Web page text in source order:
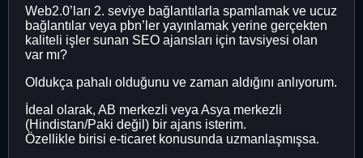
Web2.0’ları 2. seviye bağlantılarla spamlamak ve ucuz
bağlantılar veya pbn’ler yayınlamak yerine gerçekten
kaliteli işler sunan SEO ajansları için tavsiyesi olan
var mı?
Oldukça pahalı olduğunu ve zaman aldığını anlıyorum.
İdeal olarak, AB merkezli veya Asya merkezli
(Hindistan/Paki değil) bir ajans isterim.
Özellikle birisi e-ticaret konusunda uzmanlaşmışsa.